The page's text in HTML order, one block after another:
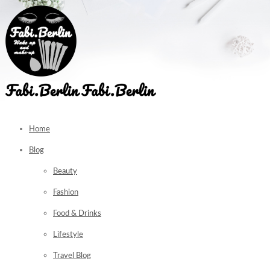
Home
Blog
Beauty
Fashion
Food & Drinks
Lifestyle
Travel Blog